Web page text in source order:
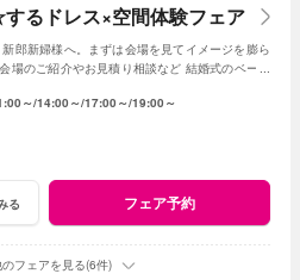
るドレス×空間体験フェア
郎新婦様へ。まずは会場を見てイメージを膨ら
場のご紹介やお見積り相談など 結婚式のベース
～ 14:00～ 17:00～ 19:00～
る フェア予約
フェアを見る(6件)